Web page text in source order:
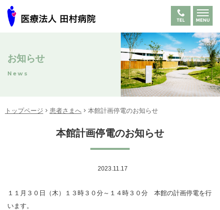
お知らせ
News
トップページ 患者さまへ 本館計画停電のお知らせ
本館計画停電のお知らせ
2023.11.17
１１月３０日（木）１３時３０分～１４時３０分 本館の計画停電を行
います。